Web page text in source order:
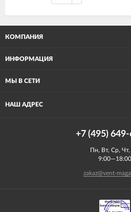
КОМПАНИЯ
ИНФОРМАЦИЯ
МЫ В СЕТИ
НАШ АДРЕС
+7 (495)
Пн, Вт, Ср,
9:00—18:00
zakaz@vent-